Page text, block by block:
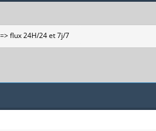
flux 24H/24 et 7j/7